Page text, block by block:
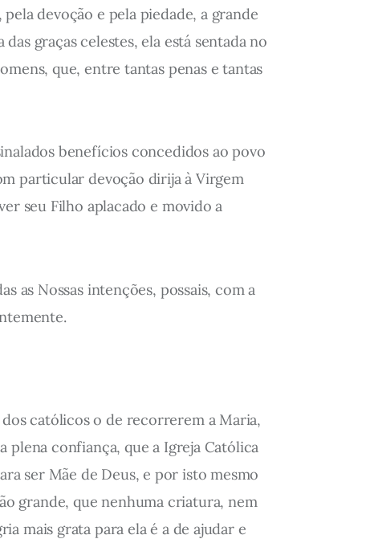
devoção e pela piedade, a grande
graças celestes, ela está sentada no
que, entre tantas penas e tantas
benefícios concedidos ao povo
particular devoção dirija à Virgem
seu Filho aplacado e movido a
as Nossas intenções, possais, com a
católicos o de recorrerem a Maria,
plena confiança, que a Igreja Católica
ser Mãe de Deus, e por isto mesmo
grande, que nenhuma criatura, nem
mais grata para ela é a de ajudar e